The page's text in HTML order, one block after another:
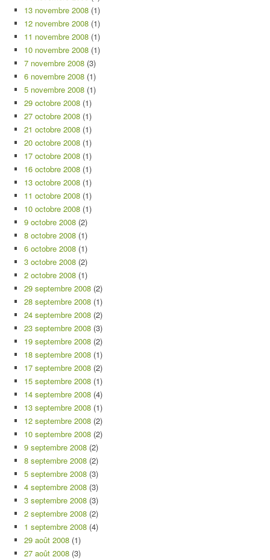
13 novembre 2008 (1)
12 novembre 2008 (1)
11 novembre 2008 (1)
10 novembre 2008 (1)
7 novembre 2008 (3)
6 novembre 2008 (1)
5 novembre 2008 (1)
29 octobre 2008 (1)
27 octobre 2008 (1)
21 octobre 2008 (1)
20 octobre 2008 (1)
17 octobre 2008 (1)
16 octobre 2008 (1)
13 octobre 2008 (1)
11 octobre 2008 (1)
10 octobre 2008 (1)
9 octobre 2008 (2)
8 octobre 2008 (1)
6 octobre 2008 (1)
3 octobre 2008 (2)
2 octobre 2008 (1)
29 septembre 2008 (2)
28 septembre 2008 (1)
24 septembre 2008 (2)
23 septembre 2008 (3)
19 septembre 2008 (2)
18 septembre 2008 (1)
17 septembre 2008 (2)
15 septembre 2008 (1)
14 septembre 2008 (4)
13 septembre 2008 (1)
12 septembre 2008 (2)
10 septembre 2008 (2)
9 septembre 2008 (2)
8 septembre 2008 (2)
5 septembre 2008 (3)
4 septembre 2008 (3)
3 septembre 2008 (3)
2 septembre 2008 (2)
1 septembre 2008 (4)
29 août 2008 (1)
27 août 2008 (3)